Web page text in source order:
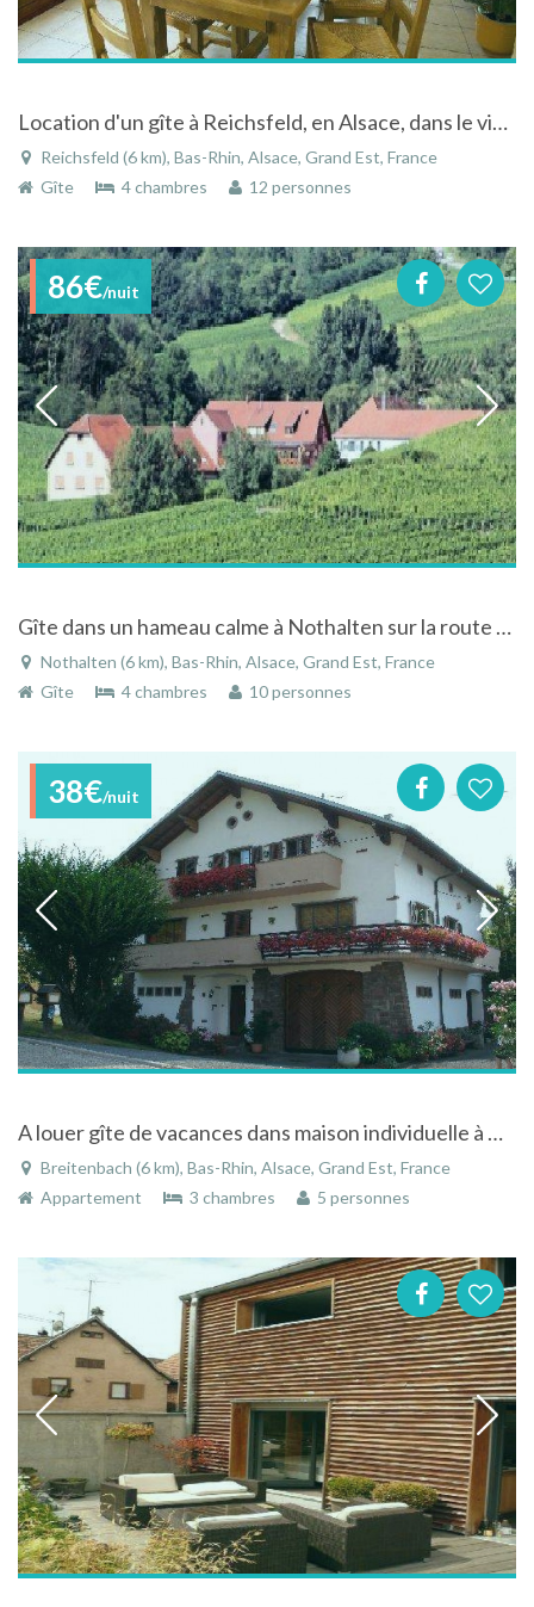
Location d'un gîte à Reichsfeld, en Alsace, dans le vignoble du Bas-Rhin
Reichsfeld (6 km), Bas-Rhin, Alsace, Grand Est, France
Gîte
4 chambres 12 personnes
86€/nuit
Gîte dans un hameau calme à Nothalten sur la route des vins en Alsace.
Nothalten (6 km), Bas-Rhin, Alsace, Grand Est, France
Gîte
4 chambres 10 personnes
38€/nuit
A louer gîte de vacances dans maison individuelle à Breitenbach - Bas-Rhin - Alsace
Breitenbach (6 km), Bas-Rhin, Alsace, Grand Est, France
Appartement
3 chambres 5 personnes